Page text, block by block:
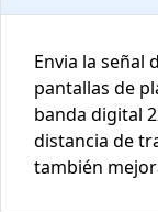
Envia la señal
pantallas de
banda digital
distancia de
también